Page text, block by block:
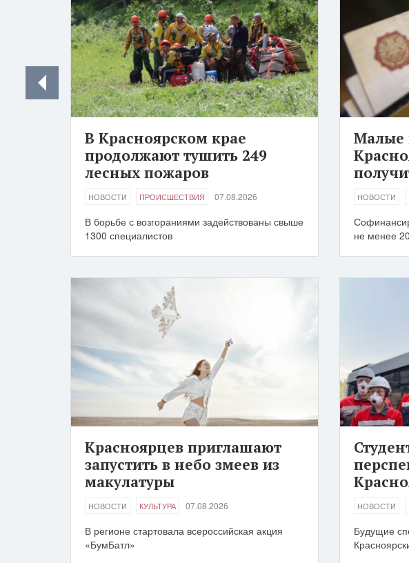
В Красноярском крае
продолжают тушить 249
лесных пожаров
НОВОСТИ ПРОИСШЕСТВИЯ 07.08.2026
В борьбе с возгораниями задействованы свыше
1300 специалистов
Малые
НОВОСТИ
не менее
Красноярцев приглашают
запустить в небо змеев из
макулатуры
НОВОСТИ КУЛЬТУРА 07.08.2026
В регионе стартовала всероссийская акция
«БумБатл»
НОВОСТИ
Будущие